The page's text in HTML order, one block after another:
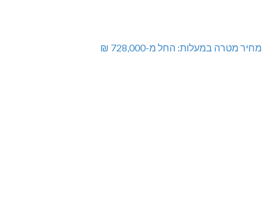
מחיר מטרה במעלות: החל מ-728,000 ₪